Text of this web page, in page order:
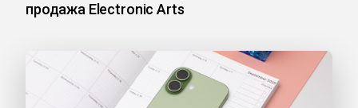
продажа Electronic Arts